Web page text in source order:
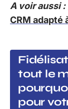
A voir aussi :
CRM adapté
tout le
pour